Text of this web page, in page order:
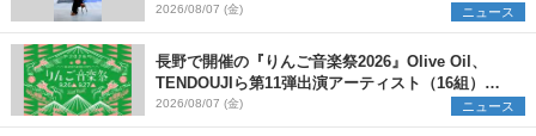
2026/08/07 (金) ニュース
長野で開催の『りんご音楽祭2026』Olive Oil、
TENDOUJIら第11弾出演アーティスト（16組）を
発表
2026/08/07 (金) ニュース